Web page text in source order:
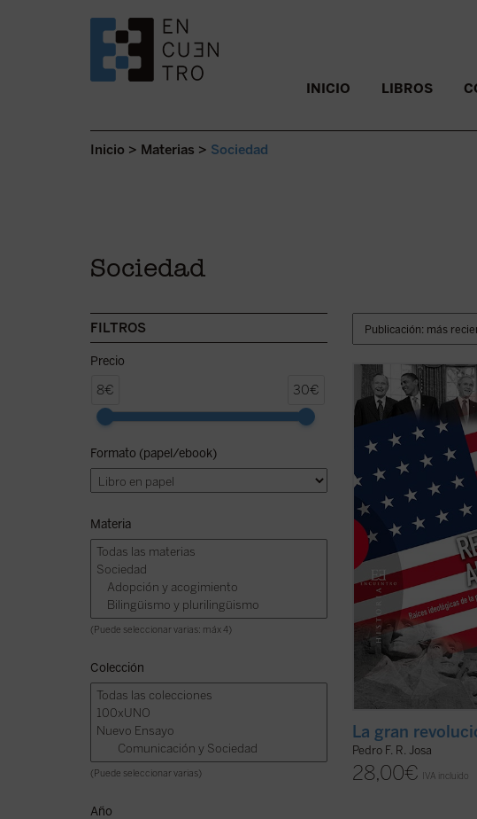
SALTAR AL CONTENIDO. INICIO LIBROS
Inicio > Materias > Sociedad
Sociedad
FILTROS
Precio
8€ 30€
Formato (papel/ebook)
Materia
(Puede seleccionar varias: máx 4)
Colección
(Puede seleccionar varias)
Año
Uno de los campos en
que se dé en
confrontación
análisis de las
Unidos en el ámbito
suelen tomar
de ...
(ver ficha)
La gran
Pedro F. R. Josa
28,00€ IVA incluido